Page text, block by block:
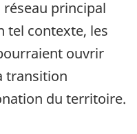
principal
tel contexte, les
ouvrir
transition
du territoire.